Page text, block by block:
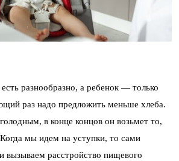
разнообразно, а ребенок — только
раз надо предложить меньше хлеба.
в конце концов он возьмет то,
мы идем на уступки, то сами
вызываем расстройство пищевого